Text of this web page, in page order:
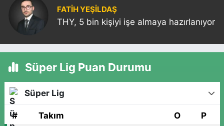
FATIH YEŞİLDAŞ
THY, 5 bin kişiyi işe almaya hazırlanıyor
Süper Lig Puan Durumu
Süper Lig
# Takım O P